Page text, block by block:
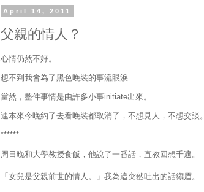
April 14, 2011
父親的情人？
心情仍然不好。
想不到我會為了黑色晚裝的事流眼淚......
當然，整件事情是由許多小事initiate出來。
連本來今晚約了去看晚裝都取消了，不想見人，不想交談。
******
周日晚和大學教授食飯，他說了一番話，直教回想千遍。
「女兒是父親前世的情人。」我為這突然吐出的話縐眉。